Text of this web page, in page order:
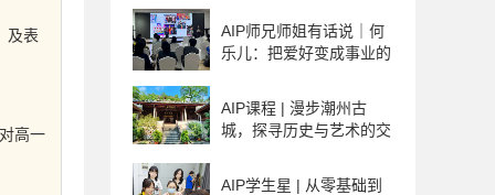
及表
高一
AIP师兄师姐有话说｜何
乐儿：把爱好变成事业的
AIP课程 | 漫步潮州古
城，探寻历史与艺术的交
AIP学生星 | 从零基础到